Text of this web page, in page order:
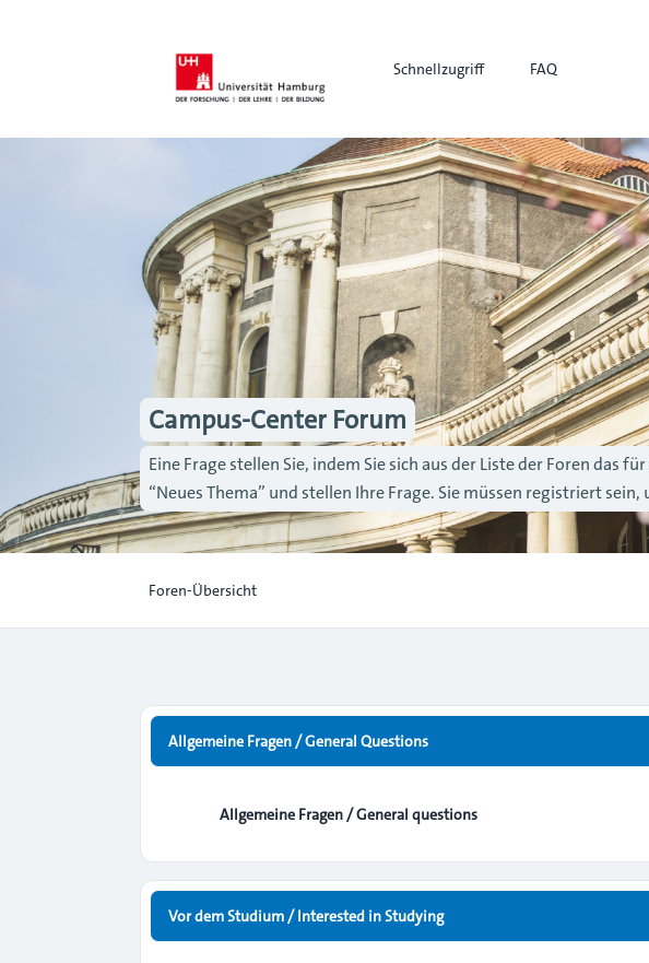
Schnellzugriff FAQ
Campus-Center Forum
Eine Frage stellen Sie, indem Sie sich aus der Liste der Foren das
“Neues Thema” und stellen Ihre Frage. Sie müssen registriert
Foren-Übersicht
Allgemeine Fragen / General Questions
Allgemeine Fragen / General questions
Vor dem Studium / Interested in Studying